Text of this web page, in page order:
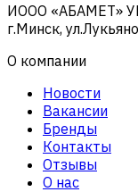
ИООО «АБАМЕТ»
г.Минск,
О компании
Новости
Вакансии
Бренды
Контакты
Отзывы
О нас